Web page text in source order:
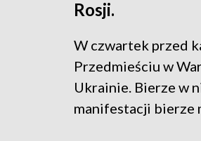
Rosji.
W czwartek przed
Przedmieściu w
Ukrainie. Bierze w
manifestacji bierze